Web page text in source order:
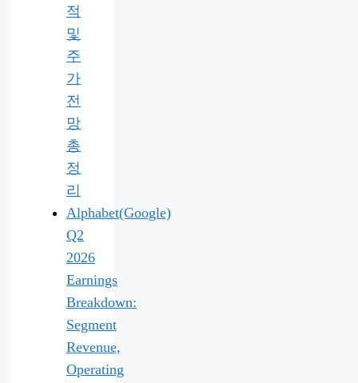
적
및
주
가
전
망
총
정
리
Alphabet(Google)
Q2
2026
Earnings
Breakdown:
Segment
Revenue,
Operating